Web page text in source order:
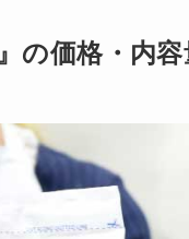
の価格・内容